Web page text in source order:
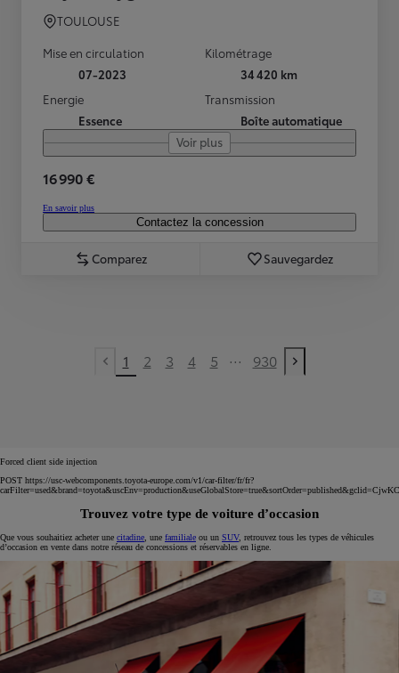
TOULOUSE
Mise en circulation
07-2023
Kilométrage
34 420 km
Energie
Essence
Transmission
Boîte automatique
Voir plus
16 990 €
En savoir plus
Contactez la concession
Comparez Sauvegardez
Previous page
1 2 3 4 5 ... 930
Next page
Forced client side injection
POST https://usc-webcomponents.toyota-europe.com/v1/car-filter/fr/fr?
Trouvez votre type de voiture d’occasion
Que vous souhaitiez acheter une citadine , une familiale ou un SUV, retrouvez tous les types de véhicules
d’occasion en vente dans notre réseau de concessions et réservables en ligne.